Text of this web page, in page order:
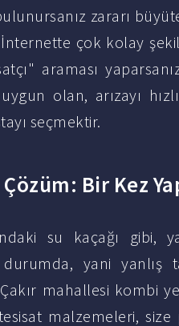
zararı
İnternette çok kolay
araması
olan, arızayı
seçmektir.
Bir Kez
su kaçağı
durumda, yani
mahallesi kombi
malzemeleri,